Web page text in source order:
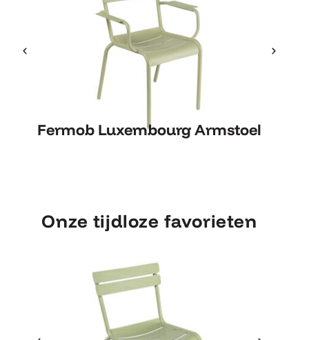
Fermob Luxembourg Armstoel
Fermob Luxembourg Armstoel
Onze tijdloze favorieten